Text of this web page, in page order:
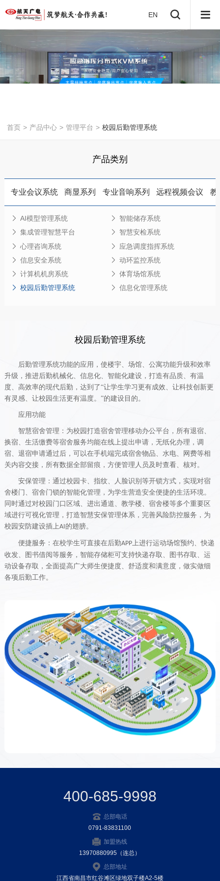
EN
首页 > 产品中心 > 管理平台 > 校园后勤管理系统
产品类别
专业会议系统 商显系列 专业音响系列 远程视频会议 教
AI模型管理系统
智能储存系统
集成管理智慧平台
智慧安检系统
心理咨询系统
应急调度指挥系统
信息安全系统
动环监控系统
计算机机房系统
体育场馆系统
校园后勤管理系统
信息化管理系统
校园后勤管理系统
后勤管理系统功能的应用，使楼宇、场馆、公寓功能升级和效率
升级，推进后勤机械化、信息化、智能化建设，打造有品质、有温
度、高效率的现代后勤，达到了“让学生学习更有成效、让科技创新更
有灵感、让校园生活更有温度。”的建设目的。
应用功能
智慧宿舍管理：为校园 打造宿舍管理移动办公平台，所有退宿、
换宿、生活缴费等宿舍服务均能在线上提出申请，无纸化办理，调
宿、退宿申请通过后，可以在手机端完成宿舍物品、水电、网费等相
关内容交接，所有数据全部留痕，方便管理人员及时查看、核对。
安保管理：通过校园卡、指纹、人脸识别等开锁方式，实现对宿
舍楼门、宿舍门锁的智能化管理，为学生营造安全便捷的生活环境。
同时通过对校园门口区域、进出通道、教学楼、宿舍楼等多个重要区
域进行可视化管理，打造智慧安保管理体系，完善风险防控服务，为
校园安防建设插上AI的翅膀。
便捷服务：在校学生可直接在后勤APP上进行运动场馆预约、快递
收发、图书借阅等服务，智能存储柜可支持快递存取、图书存取、运
动设备存取，全面提高广大师生便捷度、舒适度和满意度，做实做细
各项后勤工作。
400-685-9998
总部电话
0791-83831100
加盟热线
13970880995（连总）
总部地址
江西省南昌市红谷滩区绿地双子楼A2-5楼